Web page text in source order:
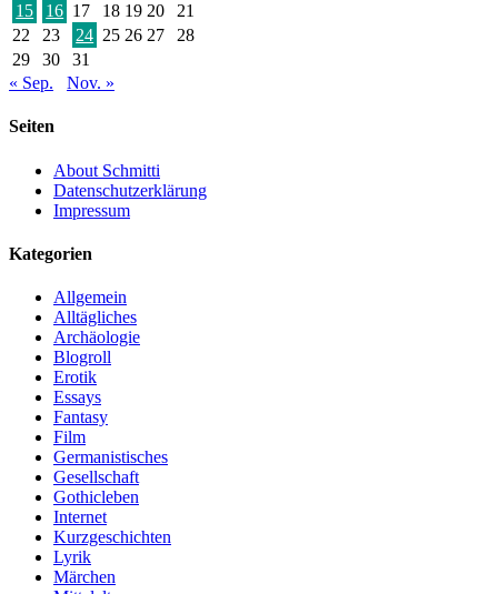
15
16 17 18 19 20
21
22
23 24 25 26 27
28
29
30
31
« Sep.
Nov. »
Seiten
About Schmitti
Datenschutzerklärung
Impressum
Kategorien
Allgemein
Alltägliches
Archäologie
Blogroll
Erotik
Essays
Fantasy
Film
Germanistisches
Gesellschaft
Gothicleben
Internet
Kurzgeschichten
Lyrik
Märchen